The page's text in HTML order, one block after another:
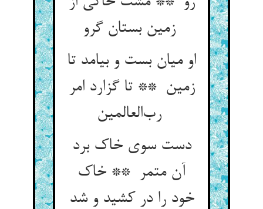
او میان بست و بیامد تا
زمین ** تا گزارد امر
دست سوی خاک برد
آن متمر ** خاک
خود را در کشید و شد